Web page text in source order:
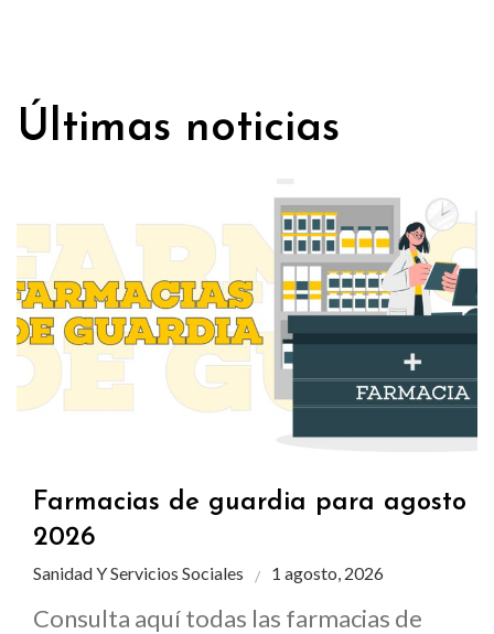
Últimas noticias
Farmacias de guardia para agosto
2026
Sanidad Y Servicios Sociales 1 agosto, 2026
Consulta aquí todas las farmacias de